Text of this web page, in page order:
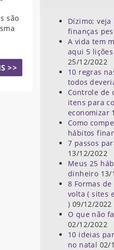
são
>>
Dízimo;
finanças
A vida tem
aqui 5
25/12/2022
10 regras
todos
Controle de
itens para
economizar
Como
hábitos
7 passos
13/12/2022
Meus 25
dinheiro 13/
8 Formas
volta ( sites
) 09/12/2022
O que não
02/12/2022
10 ideias
no natal 02/